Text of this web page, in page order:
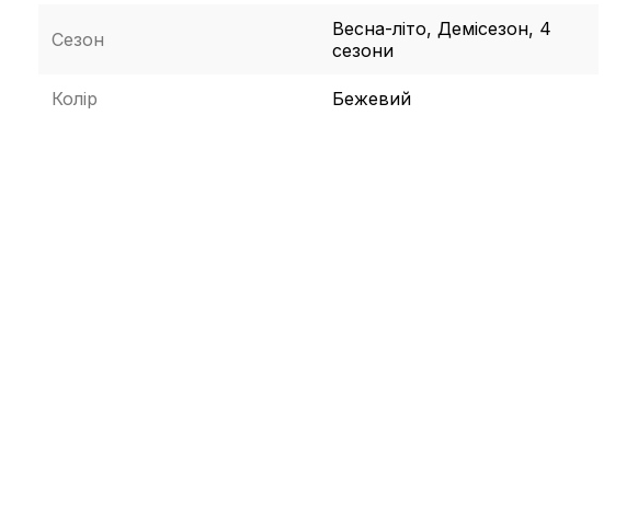
Сезон
Весна-літо, Демісезон, 4
сезони
Колір Бежевий